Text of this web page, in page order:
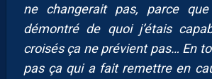
ne changerait pas, parce que
démontré de quoi j’étais
croisés ça ne prévient pas… En
pas ça qui a fait remettre en